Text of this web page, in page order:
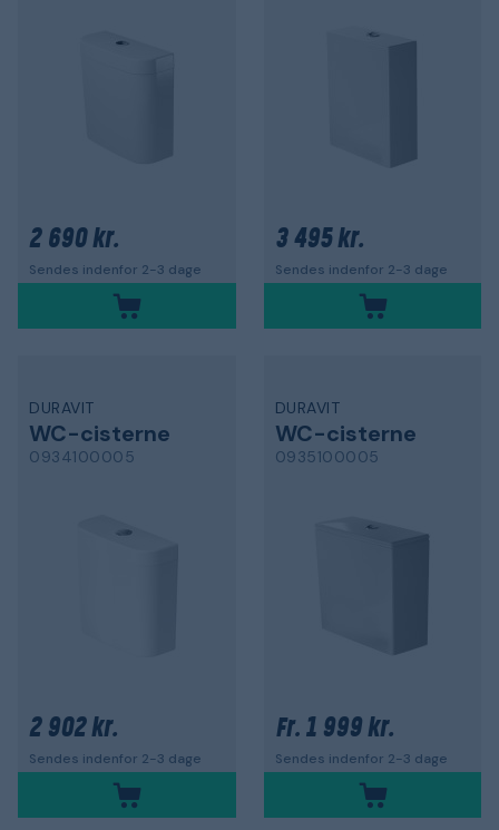
2 690 kr.
Sendes indenfor 2-3 dage
3 495 kr.
Sendes indenfor 2-3 dage
DURAVIT
WC-cisterne
0934100005
2 902 kr.
Sendes indenfor 2-3 dage
DURAVIT
WC-cisterne
0935100005
Fr. 1 999 kr.
Sendes indenfor 2-3 dage